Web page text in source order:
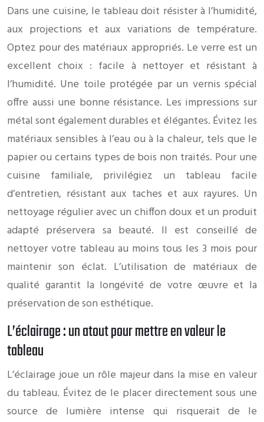
Dans une cuisine, le tableau doit résister à l’humidité,
aux projections et aux variations de température.
Optez pour des matériaux appropriés. Le verre est un
excellent choix : facile à nettoyer et résistant à
l’humidité. Une toile protégée par un vernis spécial
offre aussi une bonne résistance. Les impressions sur
métal sont également durables et élégantes. Évitez les
matériaux sensibles à l’eau ou à la chaleur, tels que le
papier ou certains types de bois non traités. Pour une
cuisine familiale, privilégiez un tableau facile
d’entretien, résistant aux taches et aux rayures. Un
nettoyage régulier avec un chiffon doux et un produit
adapté préservera sa beauté. Il est conseillé de
nettoyer votre tableau au moins tous les 3 mois pour
maintenir son éclat. L’utilisation de matériaux de
qualité garantit la longévité de votre œuvre et la
préservation de son esthétique.
L’éclairage : un atout pour mettre en valeur le
tableau
L’éclairage joue un rôle majeur dans la mise en valeur
du tableau. Évitez de le placer directement sous une
source de lumière intense qui risquerait de le